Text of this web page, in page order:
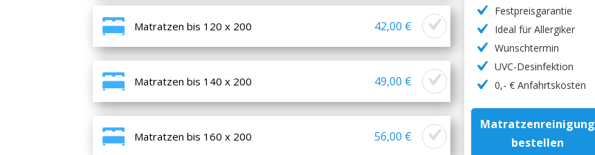
Matratzen bis 120 x 200 42,00 €
Matratzen bis 140 x 200 49,00 €
Matratzen bis 160 x 200 56,00 €
Festpreisgarantie
Ideal für Allergiker
Wunschtermin
UVC-Desinfektion
0,- € Anfahrtskosten
Matratzenreinigung
bestellen